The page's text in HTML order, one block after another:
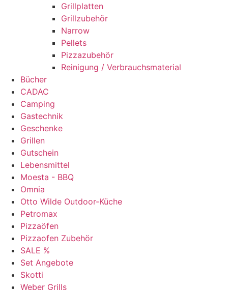
Grillplatten
Grillzubehör
Narrow
Pellets
Pizzazubehör
Reinigung / Verbrauchsmaterial
Bücher
CADAC
Camping
Gastechnik
Geschenke
Grillen
Gutschein
Lebensmittel
Moesta - BBQ
Omnia
Otto Wilde Outdoor-Küche
Petromax
Pizzaöfen
Pizzaofen Zubehör
SALE %
Set Angebote
Skotti
Weber Grills